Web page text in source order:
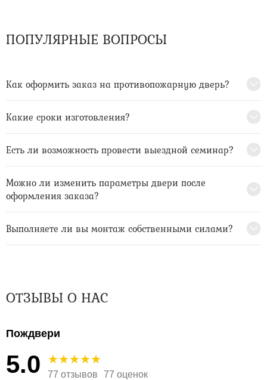
ПОПУЛЯРНЫЕ ВОПРОСЫ
Как оформить заказ на противопожарную дверь?
Какие сроки изготовления?
Есть ли возможность провести выездной семинар?
Можно ли изменить параметры двери после
оформления заказа?
Выполняете ли вы монтаж собственными силами?
ОТЗЫВЫ О НАС
Пождвери
5.0 77 отзывов 77 оценок